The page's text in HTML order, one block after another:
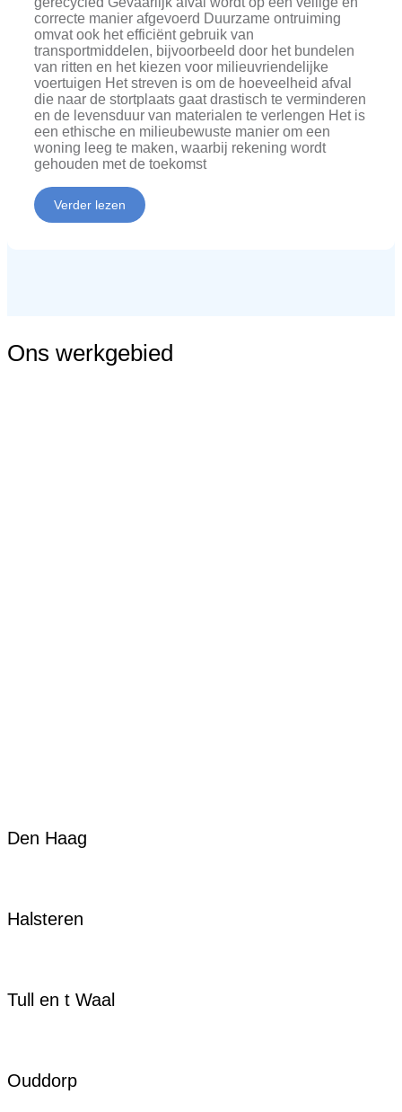
correcte manier afgevoerd Duurzame ontruiming
omvat ook het efficiënt gebruik van
transportmiddelen, bijvoorbeeld door het bundelen
van ritten en het kiezen voor milieuvriendelijke
voertuigen Het streven is om de hoeveelheid afval
die naar de stortplaats gaat drastisch te verminderen
en de levensduur van materialen te verlengen Het is
een ethische en milieubewuste manier om een
woning leeg te maken, waarbij rekening wordt
gehouden met de toekomst
Verder lezen
Ons werkgebied
Den Haag
Halsteren
Tull en t Waal
Ouddorp